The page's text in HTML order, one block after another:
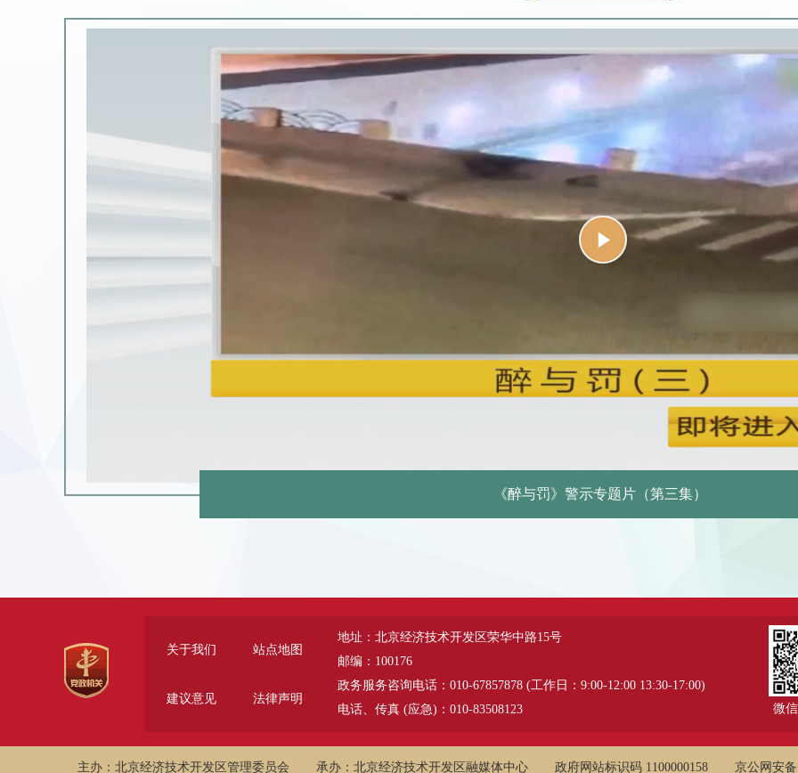
《醉与罚》警示专题片（第三集）
关于我们 站点地图
建议意见 法律声明
地址：北京经济技术开发区荣华中路15号
邮编：100176
政务服务咨询电话：010-67857878 (工作日：9:00-12:00 13:30-17:00)
电话、传真 (应急)：010-83508123
微
主办：北京经济技术开发区管理委员会 承办：北京经济技术开发区融媒体中心 政府网站标识码 1100000158 京公网安备